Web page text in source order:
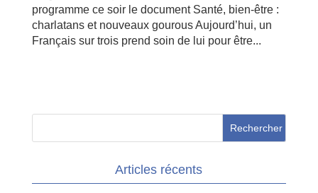
programme ce soir le document Santé, bien-être :
charlatans et nouveaux gourous Aujourd’hui, un
Français sur trois prend soin de lui pour être...
Articles récents